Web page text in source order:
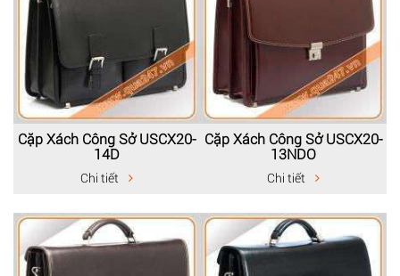
Cặp Xách Công Sở USCX20-
14D
Chi tiết
Cặp Xách Công Sở USCX20-
13NDO
Chi tiết